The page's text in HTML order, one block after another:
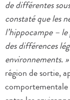
de différentes
constaté que les
l’hippocampe –
des différences
environnements. »
région de sortie,